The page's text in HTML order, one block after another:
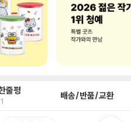
줄평 배송/반품/교환